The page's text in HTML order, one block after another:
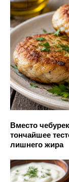
Вместо
тончайшее
лишнего жира